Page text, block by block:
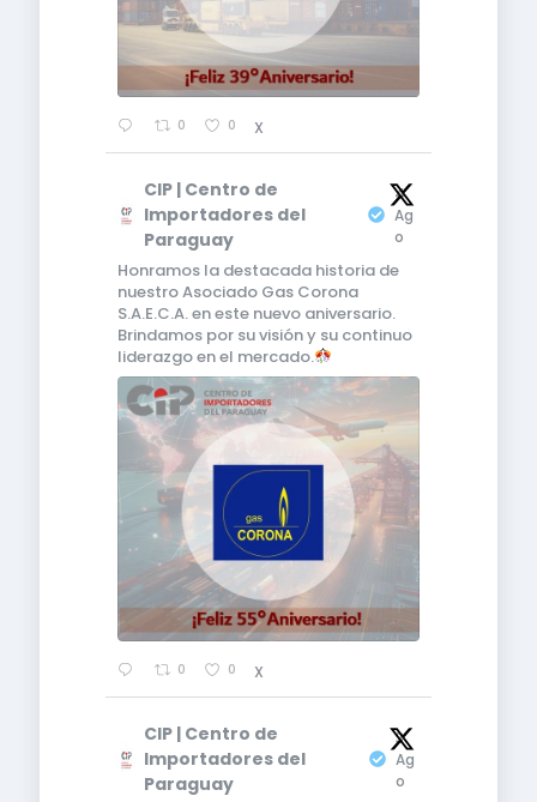
0 0 X
CIP | Centro de
Importadores del
Paraguay
4
Ag
o
Honramos la destacada historia de
nuestro Asociado Gas Corona
S.A.E.C.A. en este nuevo aniversario.
Brindamos por su visión y su continuo
liderazgo en el mercado.
0 0 X
CIP | Centro de
Importadores del
Paraguay
3
Ag
o